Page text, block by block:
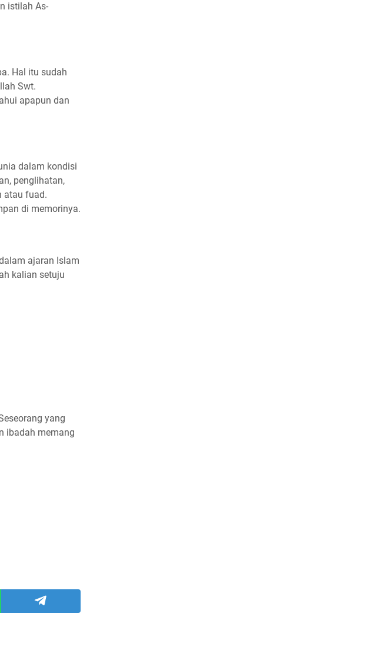
istilah As-
Hal itu sudah
Swt.
apapun dan
dalam kondisi
penglihatan,
atau fuad.
di memorinya.
ajaran Islam
kalian setuju
yang
ibadah memang